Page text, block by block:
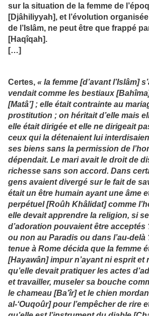
sur la situation de la femme de
[Djâhiliyyah], et l’évolution
de l’Islâm, ne peut être que frappé
[Haqîqah].
[…]
Certes, « la femme [d’avant l’Islâm]
vendait comme les bestiaux
[Matâ’] ; elle était contrainte au
prostitution ; on héritait d’elle mais
elle était dirigée et elle ne dirigeait
ceux qui la détenaient lui
ses biens sans la permission de
dépendait. Le mari avait le droit de
richesse sans son accord. Dans
gens avaient divergé sur le fait de
était un être humain ayant une âme
perpétuel [Roûh Khâlidat] comme
elle devait apprendre la religion, si
d’adoration pouvaient être acceptés
ou non au Paradis ou dans l’au-delà
tenue à Rome décida que la femme
[Hayawân] impur n’ayant ni esprit et
qu’elle devait pratiquer les actes
et travailler, museler sa bouche
le chameau [Ba’îr] et le chien
al-‘Ouqoûr] pour l’empêcher de rire